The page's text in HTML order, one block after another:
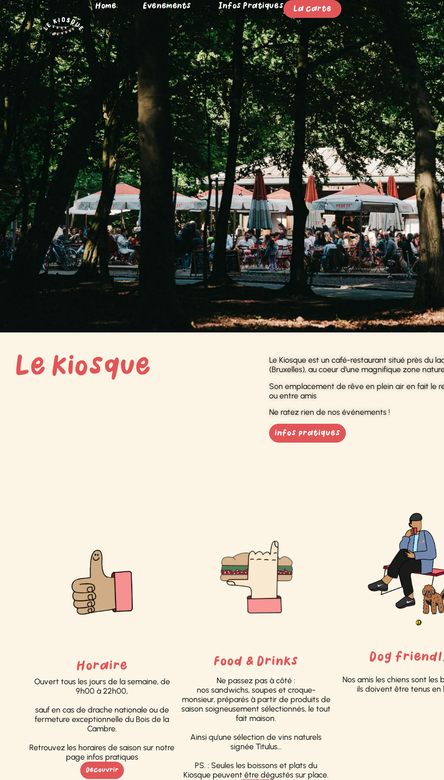
Home Evenements Infos Pratiques La carte
Le Kiosque
Le Kiosque est un café-restaurant situé près du
(Bruxelles), au coeur d’une magnifique zone
Son emplacement de rêve en plein air en fait le
ou entre amis
Ne ratez rien de nos événements !
infos pratiques
Horaire
Ouvert tous les jours de la semaine, de
9h00 à 22h00,
sauf en cas de drache nationale ou de
fermeture exceptionnelle du Bois de la
Cambre.
Retrouvez les horaires de saison sur notre
page infos pratiques
Decouvrir
Food & Drinks
Ne passez pas à côté :
nos sandwichs, soupes et croque-
monsieur, préparés à partir de produits de
saison soigneusement sélectionnés, le tout
fait maison.
Ainsi qu'une sélection de vins naturels
signée Titulus…
PS. : Seules les boissons et plats du
Kiosque peuvent être dégustés sur place.
Dog
Nos amis les chiens sont les
ils doivent être tenus en